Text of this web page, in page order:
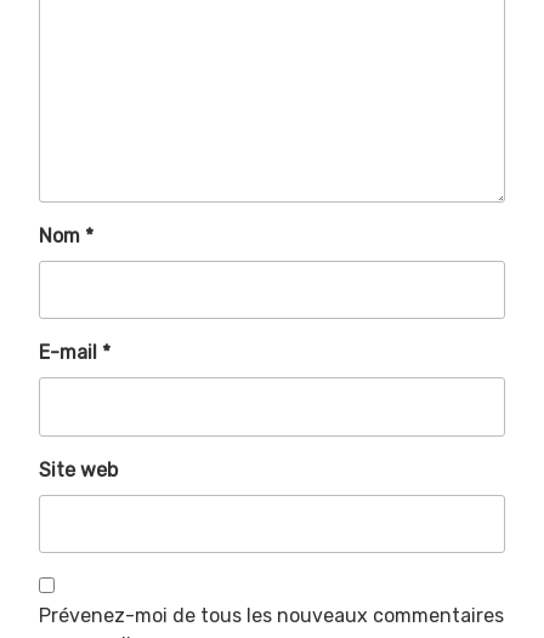
Nom *
E-mail *
Site web
Prévenez-moi de tous les nouveaux commentaires